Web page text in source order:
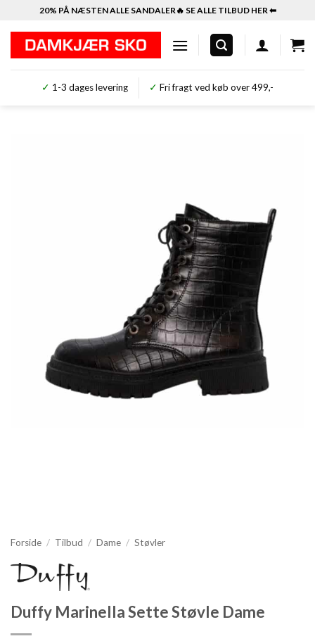
indhold
20% PÅ NÆSTEN ALLE SANDALER🔥 SE ALLE TILBUD HER ⬅︎
✓ 1-3 dages levering ✓ Fri fragt ved køb over 499,-
Forside / Tilbud / Dame / Støvler
Duffy Marinella Sette Støvle Dame